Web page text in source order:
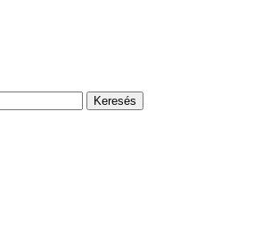
Keresés